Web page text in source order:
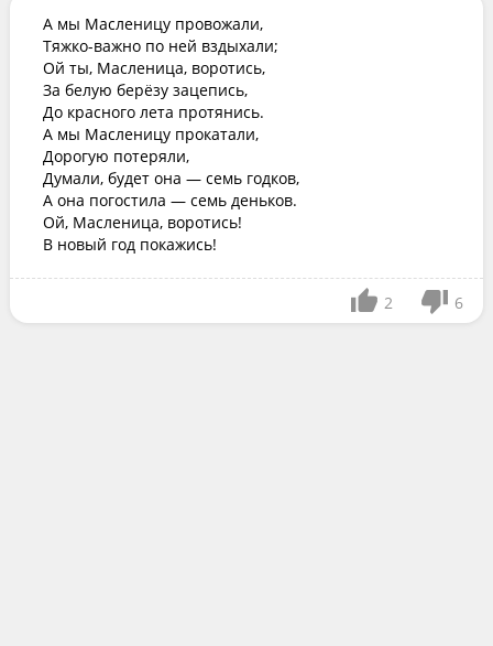
А мы Масленицу провожали,
Тяжко-важно по ней вздыхали;
Ой ты, Масленица, воротись,
За белую берёзу зацепись,
До красного лета протянись.
А мы Масленицу прокатали,
Дорогую потеряли,
Думали, будет она — семь годков,
А она погостила — семь деньков.
Ой, Масленица, воротись!
В новый год покажись!
2 6